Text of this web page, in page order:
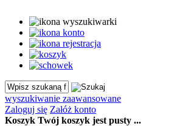
wyszukiwanie zaawansowane
Zaloguj się Załóż konto
Koszyk Twój koszyk jest pusty ...